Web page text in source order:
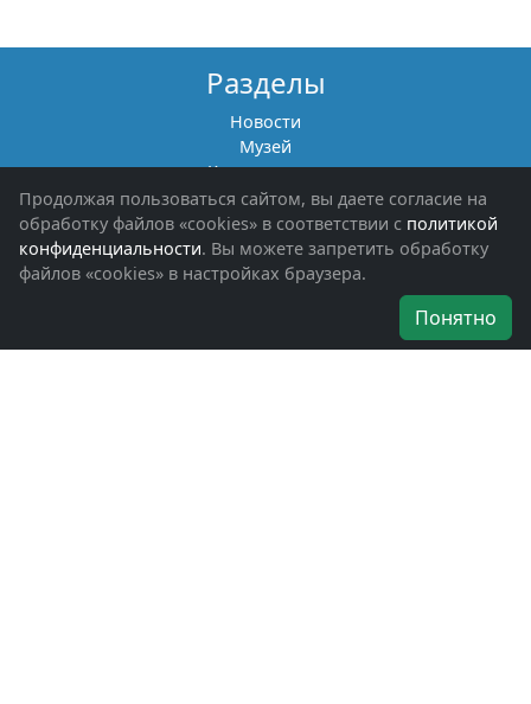
Разделы
Новости
Музей
Книги памяти
Фотоальбомы
Обращения граждан
Помощь участникам СВО и их семьям
Об организации
Наши награды
Продолжая пользоваться сайтом, вы даете согласие на
обработку файлов «cookies» в соответствии с политикой
конфиденциальности. Вы можете запретить обработку
файлов «cookies» в настройках браузера.
Понятно